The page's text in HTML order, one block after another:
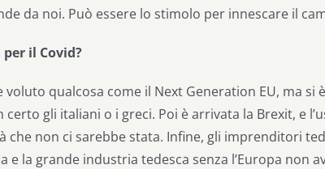
da noi. Può essere lo stimolo per innescare il
il Covid?
voluto qualcosa come il Next Generation EU, ma si
certo gli italiani o i greci. Poi è arrivata la Brexit, e
che non ci sarebbe stata. Infine, gli imprenditori
e la grande industria tedesca senza l’Europa non